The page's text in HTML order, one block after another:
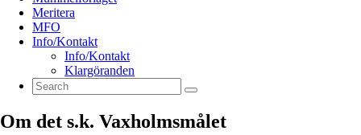
Meritera
MFO
Info/Kontakt
Info/Kontakt
Klargöranden
Om det s.k. Vaxholmsmålet